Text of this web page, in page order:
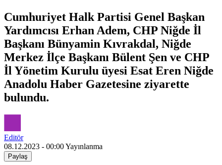
Cumhuriyet Halk Partisi Genel Başkan
Yardımcısı Erhan Adem, CHP Niğde İl
Başkanı Bünyamin Kıvrakdal, Niğde
Merkez İlçe Başkanı Bülent Şen ve CHP
İl Yönetim Kurulu üyesi Esat Eren Niğde
Anadolu Haber Gazetesine ziyarette
bulundu.
Editör
08.12.2023 - 00:00Yayınlanma
Paylaş